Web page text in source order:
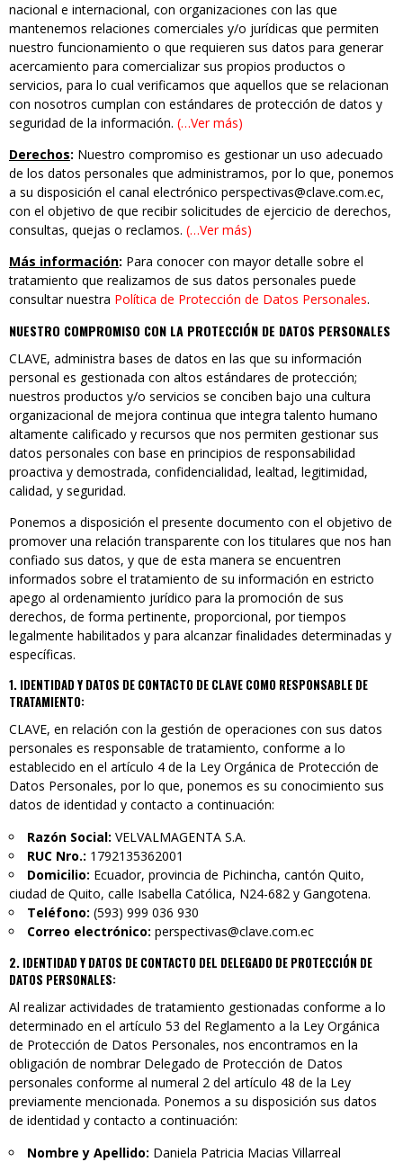
nacional e internacional, con organizaciones con las que
mantenemos relaciones comerciales y/o jurídicas que permiten
nuestro funcionamiento o que requieren sus datos para generar
acercamiento para comercializar sus propios productos o
servicios, para lo cual verificamos que aquellos que se relacionan
con nosotros cumplan con estándares de protección de datos y
seguridad de la información. (…Ver más)
Derechos: Nuestro compromiso es gestionar un uso adecuado
de los datos personales que administramos, por lo que, ponemos
a su disposición el canal electrónico perspectivas@clave.com.ec,
con el objetivo de que recibir solicitudes de ejercicio de derechos,
consultas, quejas o reclamos. (…Ver más)
Más información: Para conocer con mayor detalle sobre el
tratamiento que realizamos de sus datos personales puede
consultar nuestra Política de Protección de Datos Personales.
NUESTRO COMPROMISO CON LA PROTECCIÓN DE DATOS PERSONALES
CLAVE, administra bases de datos en las que su información
personal es gestionada con altos estándares de protección;
nuestros productos y/o servicios se conciben bajo una cultura
organizacional de mejora continua que integra talento humano
altamente calificado y recursos que nos permiten gestionar sus
datos personales con base en principios de responsabilidad
proactiva y demostrada, confidencialidad, lealtad, legitimidad,
calidad, y seguridad.
Ponemos a disposición el presente documento con el objetivo de
promover una relación transparente con los titulares que nos han
confiado sus datos, y que de esta manera se encuentren
informados sobre el tratamiento de su información en estricto
apego al ordenamiento jurídico para la promoción de sus
derechos, de forma pertinente, proporcional, por tiempos
legalmente habilitados y para alcanzar finalidades determinadas y
específicas.
1. IDENTIDAD Y DATOS DE CONTACTO DE CLAVE COMO RESPONSABLE DE
TRATAMIENTO:
CLAVE, en relación con la gestión de operaciones con sus datos
personales es responsable de tratamiento, conforme a lo
establecido en el artículo 4 de la Ley Orgánica de Protección de
Datos Personales, por lo que, ponemos es su conocimiento sus
datos de identidad y contacto a continuación:
Razón Social: VELVALMAGENTA S.A.
RUC Nro.: 1792135362001
Domicilio: Ecuador, provincia de Pichincha, cantón Quito,
ciudad de Quito, calle Isabella Católica, N24-682 y Gangotena.
Teléfono: (593) 999 036 930
Correo electrónico: perspectivas@clave.com.ec
2. IDENTIDAD Y DATOS DE CONTACTO DEL DELEGADO DE PROTECCIÓN DE
DATOS PERSONALES:
Al realizar actividades de tratamiento gestionadas conforme a lo
determinado en el artículo 53 del Reglamento a la Ley Orgánica
de Protección de Datos Personales, nos encontramos en la
obligación de nombrar Delegado de Protección de Datos
personales conforme al numeral 2 del artículo 48 de la Ley
previamente mencionada. Ponemos a su disposición sus datos
de identidad y contacto a continuación:
Nombre y Apellido: Daniela Patricia Macias Villarreal